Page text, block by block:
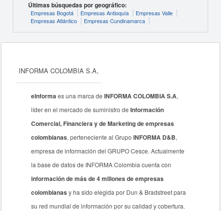
Últimas búsquedas por geográfico:
Empresas Bogotá Empresas Antioquía
Empresas Valle
Empresas Atlántico
Empresas Cundinamarca
INFORMA COLOMBIA S.A,
eInformaes una marca deINFORMA COLOMBIA S.A,
líder en el mercado de suministro deInformación
Comercial, Financiera y de Marketing de empresas
colombianas, perteneciente al GrupoINFORMA D&B,
empresa de información del GRUPO Cesce. Actualmente
la base de datos de INFORMA Colombia cuenta con
información de más de 4 millones de empresas
colombianas y ha sido elegida por Dun & Bradstreet para
su red mundial de información por su calidad y cobertura.